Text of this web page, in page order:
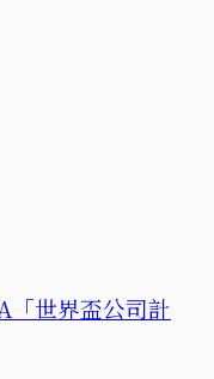
「世界盃公司計